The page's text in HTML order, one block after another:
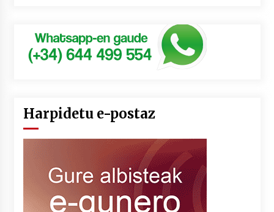
Harpidetu e-postaz